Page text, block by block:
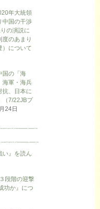
年大統領
中国の干渉
の演説に
のあまり
について
国の「海
軍・海兵
抗、日本に
（7/22JBプ
24日
い』を読ん
段階の迎撃
功か』につ